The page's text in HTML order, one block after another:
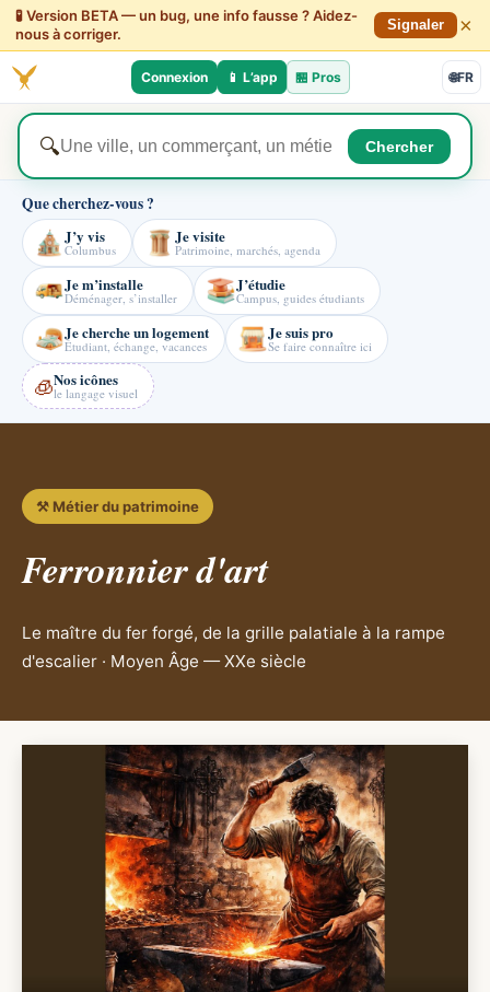
🧪 Version BETA — un bug, une info fausse ? Aidez-
nous à corriger.
Signaler ×
Connexion 📱 L’app 🏪 Pros 🌐FR
🔍 Chercher
Que cherchez-vous ?
J’y vis
Columbus
Je visite
Patrimoine, marchés, agenda
Je m’installe
Déménager, s’installer
J’étudie
Campus, guides étudiants
Je cherche un logement
Étudiant, échange, vacances
Je suis pro
Se faire connaître ici
🧊Nos icônes
le langage visuel
⚒️ Métier du patrimoine
Ferronnier d'art
Le maître du fer forgé, de la grille palatiale à la rampe
d'escalier · Moyen Âge — XXe siècle